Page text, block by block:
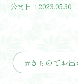
公開日：2023.05.30
#きものでお出